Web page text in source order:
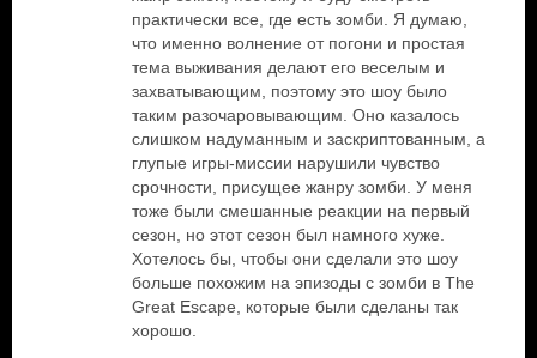
практически все, где есть зомби. Я думаю,
что именно волнение от погони и простая
тема выживания делают его веселым и
захватывающим, поэтому это шоу было
таким разочаровывающим. Оно казалось
слишком надуманным и заскриптованным, а
глупые игры-миссии нарушили чувство
срочности, присущее жанру зомби. У меня
тоже были смешанные реакции на первый
сезон, но этот сезон был намного хуже.
Хотелось бы, чтобы они сделали это шоу
больше похожим на эпизоды с зомби в The
Great Escape, которые были сделаны так
хорошо.